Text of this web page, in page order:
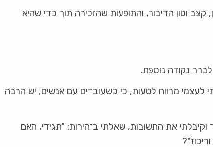
קצב וטון הדיבור, והתופעות שהזכירה תוך כדי שהיא
נקודה נוספת.
לעצמי מרווח לטעות, כי כשעובדים עם אנשים, יש הרבה
את התשובות, שאלתי בזהירות: "תגידי, האם